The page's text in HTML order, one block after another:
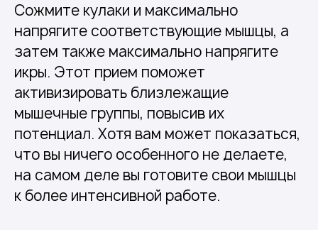
Сожмите кулаки и максимально
напрягите соответствующие мышцы, а
затем также максимально напрягите
икры. Этот прием поможет
активизировать близлежащие
мышечные группы, повысив их
потенциал. Хотя вам может показаться,
что вы ничего особенного не делаете,
на самом деле вы готовите свои мышцы
к более интенсивной работе.